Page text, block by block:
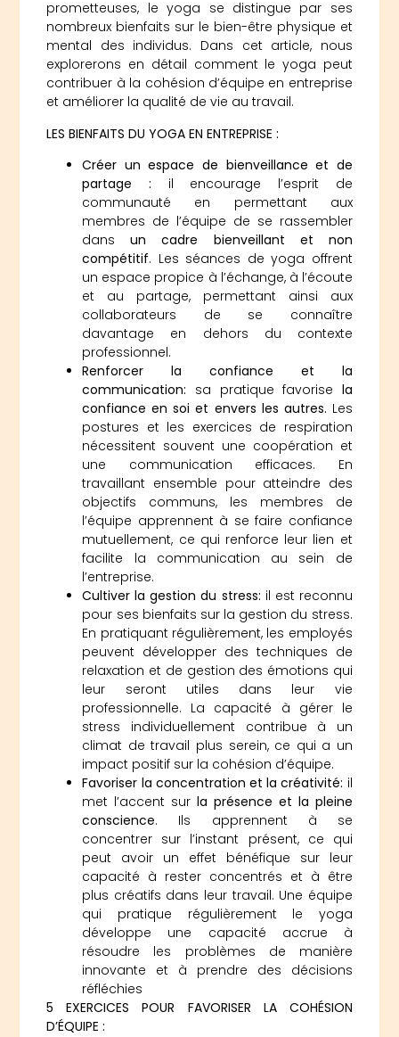
prometteuses, le yoga se distingue par ses
nombreux bienfaits sur le bien-être physique et
mental des individus. Dans cet article, nous
explorerons en détail comment le yoga peut
contribuer à la cohésion d’équipe en entreprise
et améliorer la qualité de vie au travail.
LES BIENFAITS DU YOGA EN ENTREPRISE :
Créer un espace de bienveillance et de
partage : il encourage l’esprit de
communauté en permettant aux
membres de l’équipe de se rassembler
dansun cadre bienveillant et non
compétitif. Les séances de yoga offrent
un espace propice à l’échange, à l’écoute
et au partage, permettant ainsi aux
collaborateurs de se connaître
davantage en dehors du contexte
professionnel.
Renforcer la confiance et la
communication: sa pratique favorise la
confiance en soi et envers les autres. Les
postures et les exercices de respiration
nécessitent souvent une coopération et
une communication efficaces. En
travaillant ensemble pour atteindre des
objectifs communs, les membres de
l’équipe apprennent à se faire confiance
mutuellement, ce qui renforce leur lien et
facilite la communication au sein de
l’entreprise.
Cultiver la gestion du stress: il est reconnu
pour ses bienfaits sur la gestion du stress.
En pratiquant régulièrement, les employés
peuvent développer des techniques de
relaxation et de gestion des émotions qui
leur seront utiles dans leur vie
professionnelle. La capacité à gérer le
stress individuellement contribue à un
climat de travail plus serein, ce qui a un
impact positif sur la cohésion d’équipe.
Favoriser la concentration et la créativité: il
met l’accent surla présence et la pleine
conscience. Ils apprennent à se
concentrer sur l’instant présent, ce qui
peut avoir un effet bénéfique sur leur
capacité à rester concentrés et à être
plus créatifs dans leur travail. Une équipe
qui pratique régulièrement le yoga
développe une capacité accrue à
résoudre les problèmes de manière
innovante et à prendre des décisions
réfléchies
5 EXERCICES POUR FAVORISER LA COHÉSION
D’ÉQUIPE :